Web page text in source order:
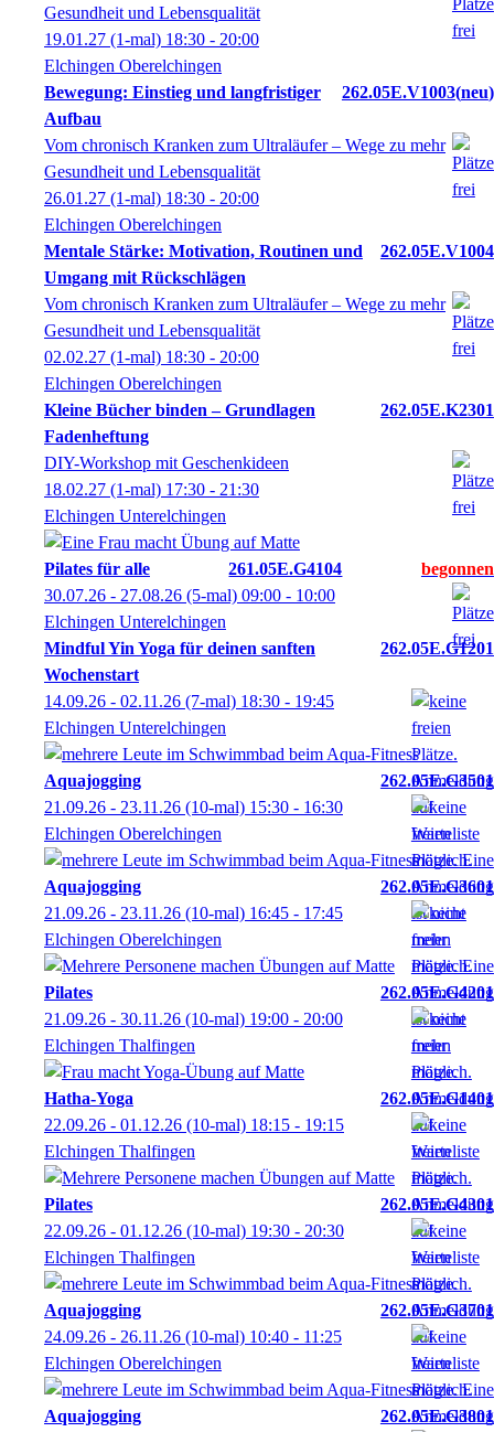
Pilates für alle
261.05E.G4104
30.07.26 - 27.08.26 (5-mal) 09:00 - 10:00
Elchingen Unterelchingen
Mindful Yin Yoga für deinen sanften
Wochenstart
262.05E.G1201
14.09.26 - 02.11.26 (7-mal) 18:30 - 19:45
Elchingen Unterelchingen
Aquajogging
262.05E.G3501
21.09.26 - 23.11.26 (10-mal) 15:30 - 16:30
Elchingen Oberelchingen
Aquajogging
262.05E.G3601
21.09.26 - 23.11.26 (10-mal) 16:45 - 17:45
Elchingen Oberelchingen
Pilates
262.05E.G4201
21.09.26 - 30.11.26 (10-mal) 19:00 - 20:00
Elchingen Thalfingen
Hatha-Yoga
262.05E.G1401
22.09.26 - 01.12.26 (10-mal) 18:15 - 19:15
Elchingen Thalfingen
Pilates
262.05E.G4301
22.09.26 - 01.12.26 (10-mal) 19:30 - 20:30
Elchingen Thalfingen
Aquajogging
262.05E.G3701
24.09.26 - 26.11.26 (10-mal) 10:40 - 11:25
Elchingen Oberelchingen
Aquajogging
262.05E.G3801
Gesundheit und Lebensqualität
19.01.27 (1-mal) 18:30 - 20:00
Elchingen Oberelchingen
Bewegung: Einstieg und langfristiger
Aufbau
262.05E.V1003 neu
Vom chronisch Kranken zum Ultraläufer – Wege zu mehr
Gesundheit und Lebensqualität
26.01.27 (1-mal) 18:30 - 20:00
Elchingen Oberelchingen
Mentale Stärke: Motivation, Routinen und
Umgang mit Rückschlägen
262.05E.V1004
Vom chronisch Kranken zum Ultraläufer – Wege zu mehr
Gesundheit und Lebensqualität
02.02.27 (1-mal) 18:30 - 20:00
Elchingen Oberelchingen
Kleine Bücher binden – Grundlagen
Fadenheftung
262.05E.K2301
DIY-Workshop mit Geschenkideen
18.02.27 (1-mal) 17:30 - 21:30
Elchingen Unterelchingen